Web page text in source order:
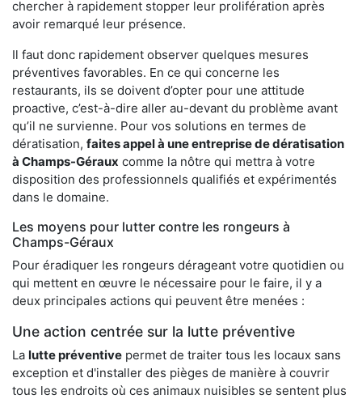
chercher à rapidement stopper leur prolifération après
avoir remarqué leur présence.
Il faut donc rapidement observer quelques mesures
préventives favorables. En ce qui concerne les
restaurants, ils se doivent d’opter pour une attitude
proactive, c’est-à-dire aller au-devant du problème avant
qu’il ne survienne. Pour vos solutions en termes de
dératisation, faites appel à une entreprise de dératisation
à Champs-Géraux comme la nôtre qui mettra à votre
disposition des professionnels qualifiés et expérimentés
dans le domaine.
Les moyens pour lutter contre les rongeurs à
Champs-Géraux
Pour éradiquer les rongeurs dérageant votre quotidien ou
qui mettent en œuvre le nécessaire pour le faire, il y a
deux principales actions qui peuvent être menées :
Une action centrée sur la lutte préventive
La lutte préventive permet de traiter tous les locaux sans
exception et d'installer des pièges de manière à couvrir
tous les endroits où ces animaux nuisibles se sentent plus